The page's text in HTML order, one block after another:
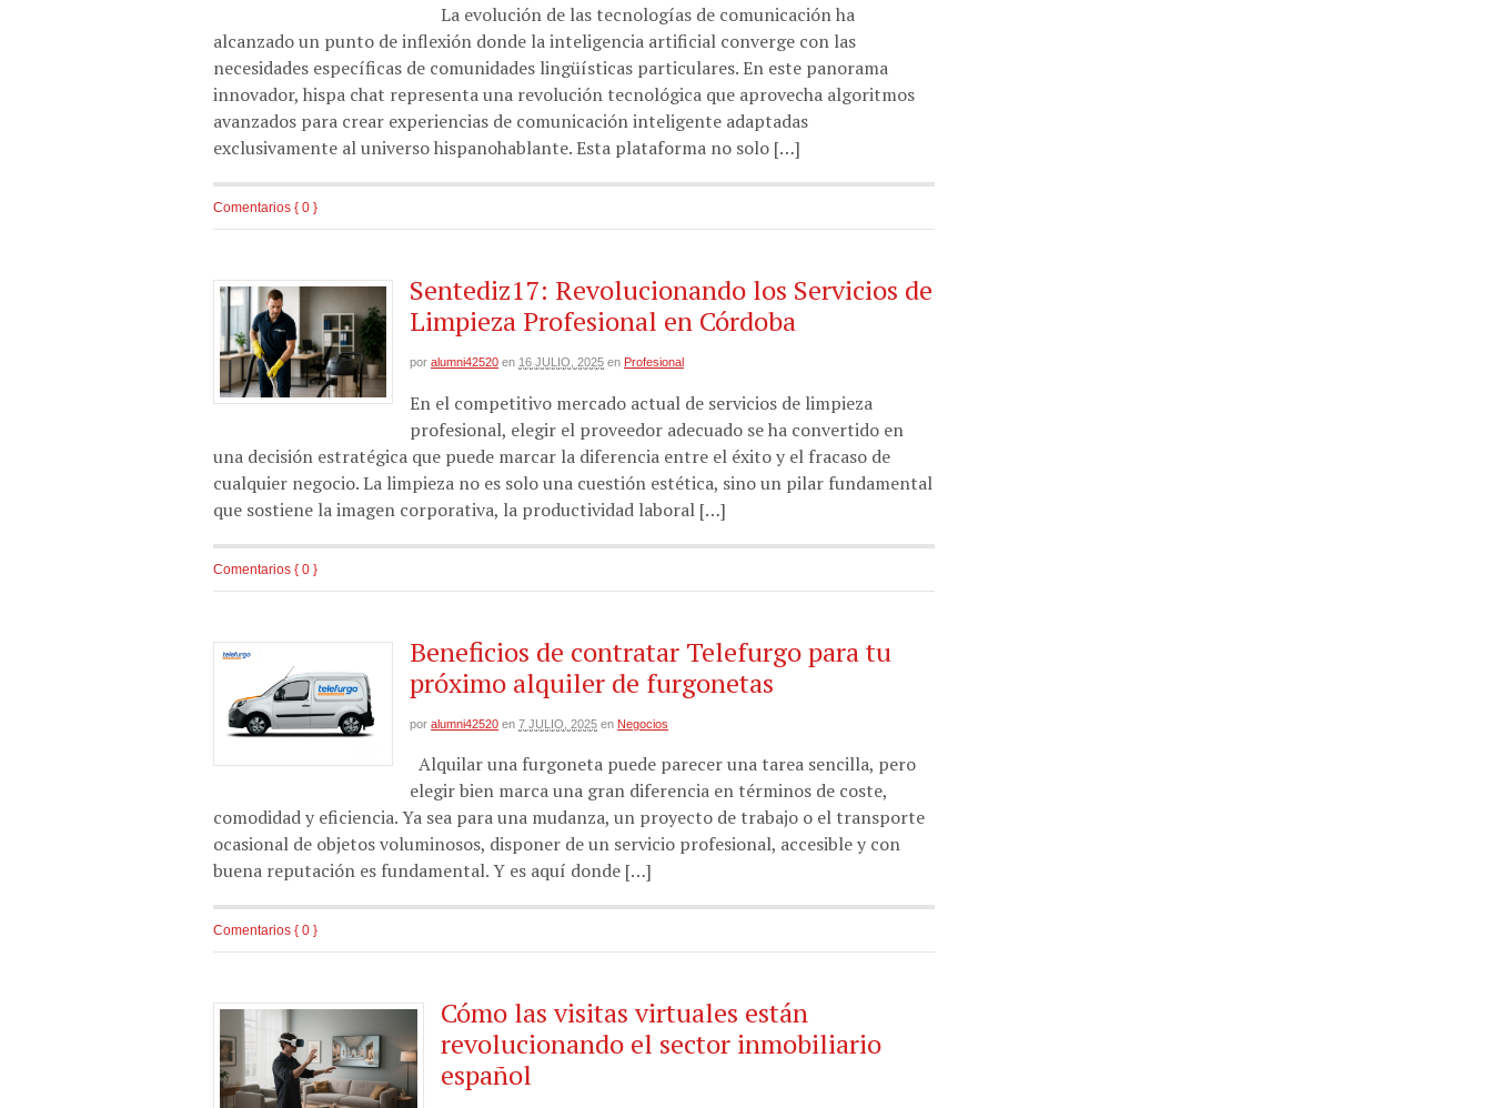
La evolución de las tecnologías de comunicación ha
alcanzado un punto de inflexión donde la inteligencia artificial converge con las
necesidades específicas de comunidades lingüísticas particulares. En este panorama
innovador, hispa chat representa una revolución tecnológica que aprovecha algoritmos
avanzados para crear experiencias de comunicación inteligente adaptadas
exclusivamente al universo hispanohablante. Esta plataforma no solo […]
Comentarios { 0 }
Sentediz17: Revolucionando los Servicios de
Limpieza Profesional en Córdoba
por alumni42520 en 16 JULIO, 2025 en Profesional
En el competitivo mercado actual de servicios de limpieza
profesional, elegir el proveedor adecuado se ha convertido en
una decisión estratégica que puede marcar la diferencia entre el éxito y el fracaso de
cualquier negocio. La limpieza no es solo una cuestión estética, sino un pilar fundamental
que sostiene la imagen corporativa, la productividad laboral […]
Comentarios { 0 }
Beneficios de contratar Telefurgo para tu
próximo alquiler de furgonetas
por alumni42520 en 7 JULIO, 2025 en Negocios
Alquilar una furgoneta puede parecer una tarea sencilla, pero
elegir bien marca una gran diferencia en términos de coste,
comodidad y eficiencia. Ya sea para una mudanza, un proyecto de trabajo o el transporte
ocasional de objetos voluminosos, disponer de un servicio profesional, accesible y con
buena reputación es fundamental. Y es aquí donde […]
Comentarios { 0 }
Cómo las visitas virtuales están
revolucionando el sector inmobiliario
español